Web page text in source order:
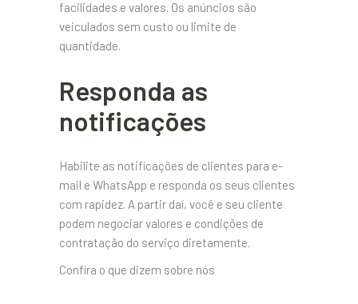
facilidades e valores. Os anúncios são
veiculados sem custo ou limite de
quantidade.
Responda as
notificações
Habilite as notificações de clientes para e-
mail e WhatsApp e responda os seus clientes
com rapidez. A partir daí, você e seu cliente
podem negociar valores e condições de
contratação do serviço diretamente.
Confira o que dizem sobre nós